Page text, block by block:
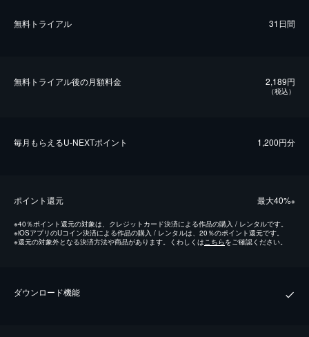
無料トライアル 31日間
無料トライアル後の⽉額料金 2,189円
（税込）
毎⽉もらえるU-NEXTポイント 1,200円分
ポイント還元 最⼤40%※
※40％ポイント還元の対象は、クレジットカード決済による作品の購入 / レンタルです。
※iOSアプリのUコイン決済による作品の購入 / レンタルは、20％のポイント還元です。
※還元の対象外となる決済方法や商品があります。くわしくはこちらをご確認ください。
ダウンロード機能